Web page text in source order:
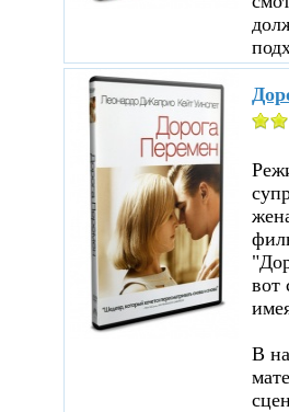
вот
В